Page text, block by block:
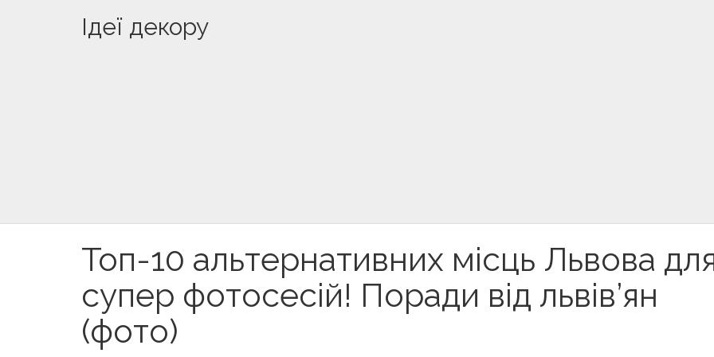
Ідеї декору
Топ-10 альтернативних місць Львова
супер фотосесій! Поради від львів’ян
(фото)